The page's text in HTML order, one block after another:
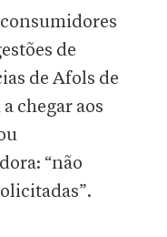
de
de Afols de
chegar aos
“não